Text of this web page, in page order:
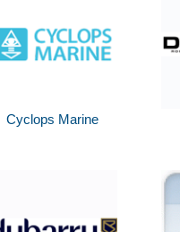
Cyclops Marine